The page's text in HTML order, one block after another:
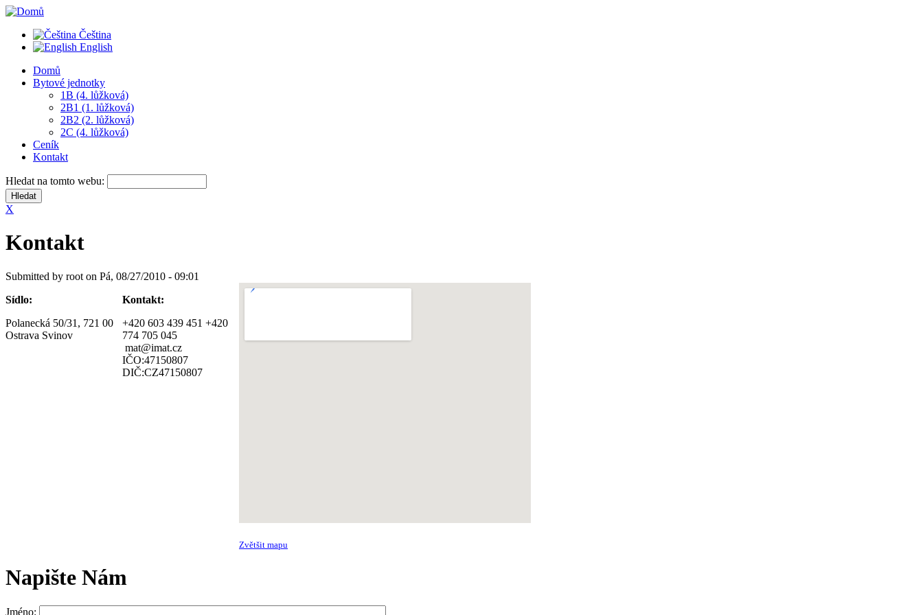
Čeština
English
Domů
Bytové jednotky
1B (4. lůžková)
2B1 (1. lůžková)
2B2 (2. lůžková)
2C (4. lůžková)
Ceník
Kontakt
Hledat na tomto webu:
X
Kontakt
Submitted by root on Pá, 08/27/2010 - 09:01
Sídlo:
Polanecká 50/31, 721 00
Ostrava Svinov
Kontakt:
+420 603 439 451 +420
774 705 045
mat@imat.cz
IČO:47150807
DIČ:CZ47150807
Zvětšit mapu
Napište Nám
Jméno: